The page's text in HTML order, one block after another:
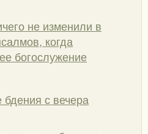
не изменили в
когда
богослужение
с вечера